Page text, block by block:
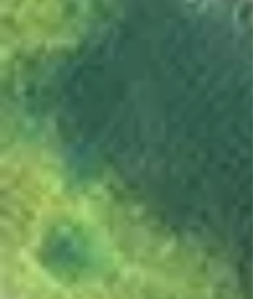
Pochette cuir 1 Pochette velours